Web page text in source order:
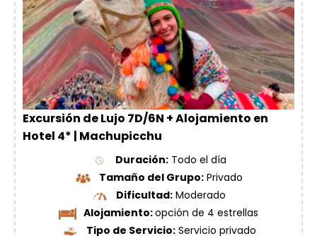
Excursión de Lujo 7D/6N + Alojamiento en
Hotel 4* | Machupicchu
Duración: Todo el día
Tamaño del Grupo: Privado
Dificultad: Moderado
Alojamiento:opción de 4 estrellas
Tipo de Servicio:Servicio privado